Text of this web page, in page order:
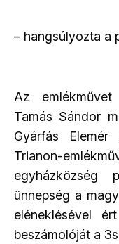
– hangsúlyozta a
Az
Tamás Sándor
Gyárfás
Trianon-
egyházközség
ünnepség a
eléneklésével
beszámolóját a